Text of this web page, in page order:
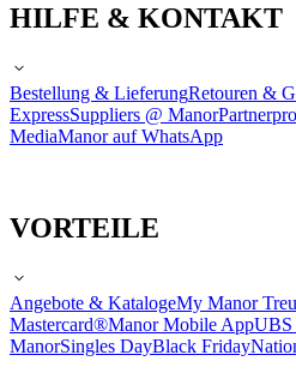
HILFE & KONTAKT
Bestellung & LieferungRetouren &
ExpressSuppliers @ Manor
MediaManor auf WhatsApp
VORTEILE
Angebote & KatalogeMy Manor
Mastercard®Manor Mobile AppUBS
ManorSingles DayBlack Friday